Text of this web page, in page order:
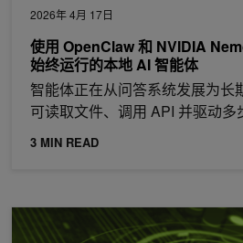
2026年 4月 17日
使用 OpenClaw 和 NVIDIA
始终运行的本地 AI 智能体
智能体正在从问答系统发展为长
可读取文件、调用 API 并驱动多
3 MIN READ
为机密 AI 工厂构建零信任架构